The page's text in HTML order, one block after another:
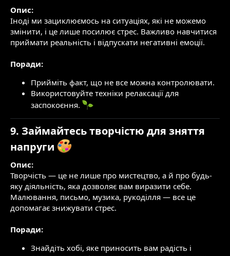
Опис:
Іноді ми зациклюємось на ситуаціях, які не можемо
змінити, і це лише посилює стрес. Важливо навчитися
приймати реальність і відпускати негативні емоції.
Поради:
Прийміть факт, що не все можна контролювати.
Використовуйте техніки релаксації для
заспокоєння.
9. Займайтесь творчістю для зняття
напруги
Опис:
Творчість — це не лише про мистецтво, а й про будь-
яку діяльність, яка дозволяє вам виразити себе.
Малювання, письмо, музика, рукоділля — все це
допомагає знижувати стрес.
Поради:
Знайдіть хобі, яке приносить вам радість і